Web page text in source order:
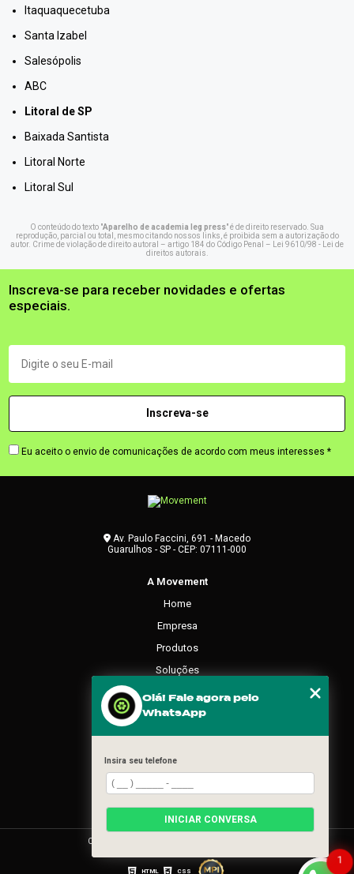
Itaquaquecetuba
Santa Izabel
Salesópolis
ABC
Litoral de SP
Baixada Santista
Litoral Norte
Litoral Sul
O conteúdo do texto "Aparelho de academia leg press" é de direito reservado. Sua
reprodução, parcial ou total, mesmo citando nossos links, é proibida sem a autorização do
autor. Crime de violação de direito autoral – artigo 184 do Código Penal –
Lei 9610/98 - Lei de
direitos autorais
Inscreva-se para receber novidades e ofertas
especiais.
Eu aceito o envio de comunicações de acordo com meus interesses *
Av. Paulo Faccini, 691 - Macedo
Guarulhos - SP - CEP: 07111-000
A Movement
Home
Empresa
Produtos
Soluções
Contato
Categorias
Mapa do site
REDES SOCIAIS
Copyright © Movement. (Lei 9610 de 19/02/1998)
HTML CSS
1
Olá! Fale agora pelo
WhatsApp
Insira seu telefone
INICIAR CONVERSA